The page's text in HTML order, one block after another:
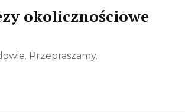
okolicznościowe
Przepraszamy.